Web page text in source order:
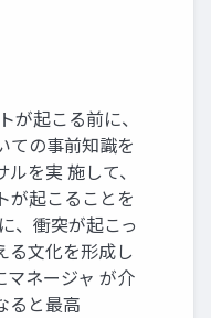
が起こる前に、
ての事前知識を
を実 施して、
が起こることを
、衝突が起こっ
る文化を形成し
マネージャ が介
ると最高